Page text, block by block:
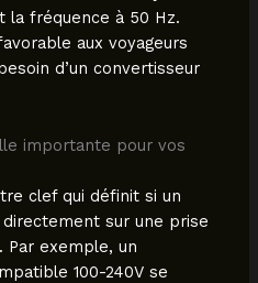
la fréquence à 50 Hz.
aux voyageurs
d’un convertisseur
importante pour vos
clef qui définit si un
sur une prise
Par exemple, un
100-240V se